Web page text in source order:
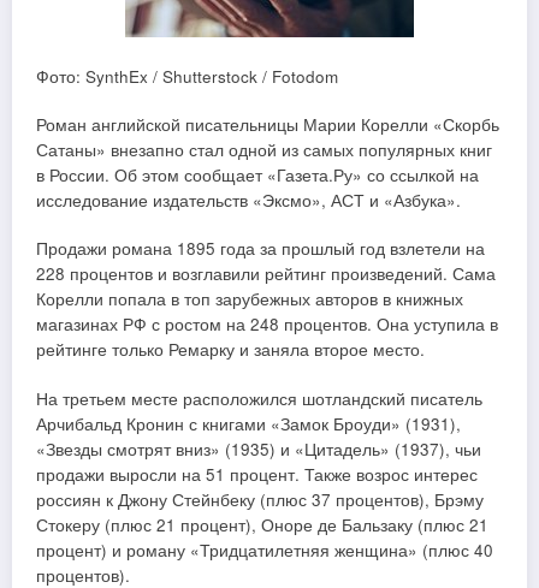
Фото: SynthEx / Shutterstock / Fotodom
Роман английской писательницы Марии Корелли «Скорбь
Сатаны» внезапно стал одной из самых популярных книг
в России. Об этом сообщает «Газета.Ру» со ссылкой на
исследование издательств «Эксмо», АСТ и «Азбука».
Продажи романа 1895 года за прошлый год взлетели на
228 процентов и возглавили рейтинг произведений. Сама
Корелли попала в топ зарубежных авторов в книжных
магазинах РФ с ростом на 248 процентов. Она уступила в
рейтинге только Ремарку и заняла второе место.
На третьем месте расположился шотландский писатель
Арчибальд Кронин с книгами «Замок Броуди» (1931),
«Звезды смотрят вниз» (1935) и «Цитадель» (1937), чьи
продажи выросли на 51 процент. Также возрос интерес
россиян к Джону Стейнбеку (плюс 37 процентов), Брэму
Стокеру (плюс 21 процент), Оноре де Бальзаку (плюс 21
процент) и роману «Тридцатилетняя женщина» (плюс 40
процентов).